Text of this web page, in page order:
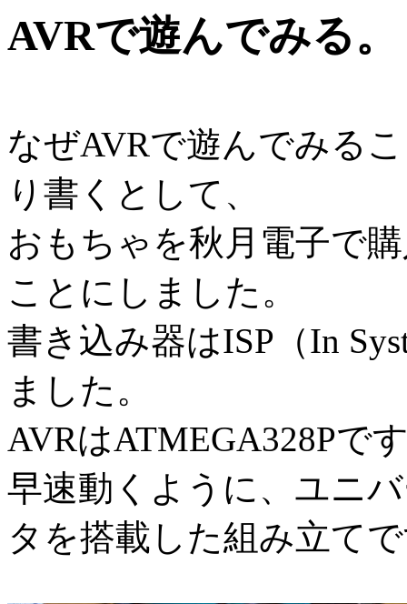
AVRで遊んでみる。
なぜAVRで遊んでみる
り書くとして、
おもちゃを秋月電子で
ことにしました。
書き込み器はISP（In
ました。
AVRはATMEGA328Pで
早速動くように、ユニ
タを搭載した組み立て